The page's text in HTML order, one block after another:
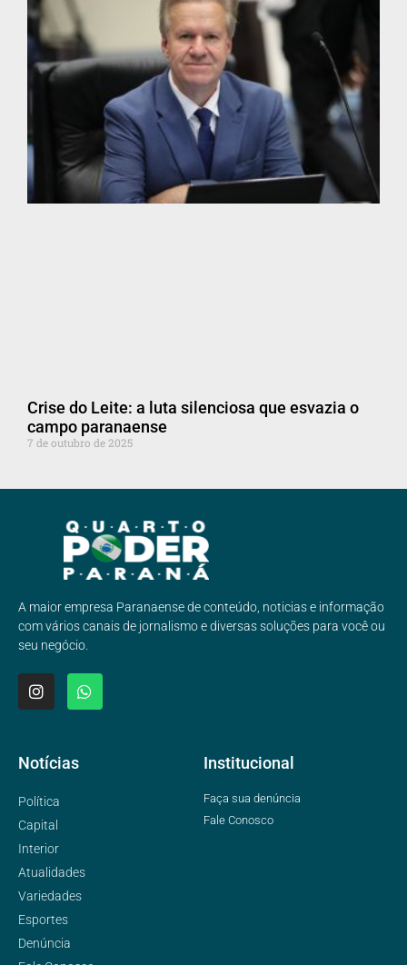
Crise do Leite: a luta silenciosa que esvazia o
campo paranaense
7 de outubro de 2025
A maior empresa Paranaense de conteúdo, noticias e informação
com vários canais de jornalismo e diversas soluções para você ou
seu negócio.
Notícias
Política
Capital
Interior
Atualidades
Variedades
Esportes
Denúncia
Institucional
Faça sua denúncia
Fale Conosco